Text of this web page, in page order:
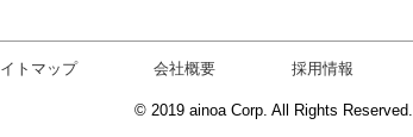
トマップ 会社概要 採用情報
© 2019 ainoa Corp. All Rights Reserved.